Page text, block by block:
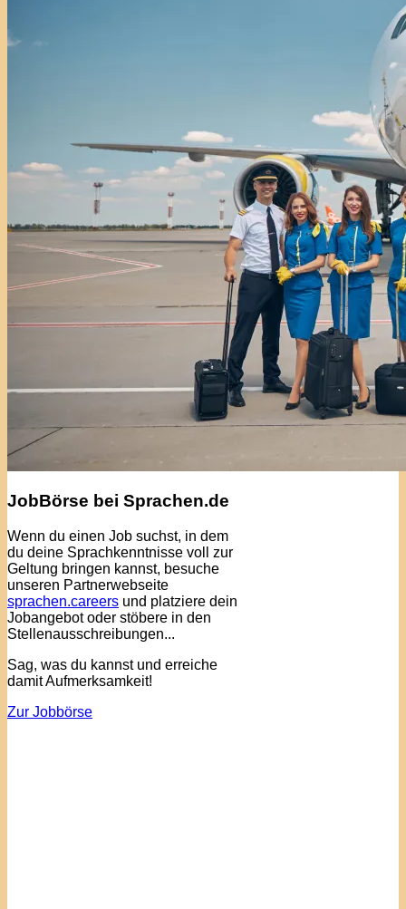
JobBörse bei Sprachen.de
Wenn du einen Job suchst, in dem
du deine Sprachkenntnisse voll zur
Geltung bringen kannst, besuche
unseren Partnerwebseite
sprachen.careers und platziere dein
Jobangebot oder stöbere in den
Stellenausschreibungen...
Sag, was du kannst und erreiche
damit Aufmerksamkeit!
Zur Jobbörse